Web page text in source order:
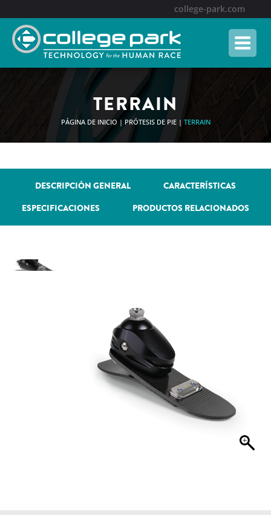
content
college-park.com
TERRAIN
PÁGINA DE INICIO | PRÓTESIS DE PIE| TERRAIN
DESCRIPCIÓN GENERAL
CARACTERÍSTICAS
ESPECIFICACIONES
PRODUCTOS RELACIONADOS